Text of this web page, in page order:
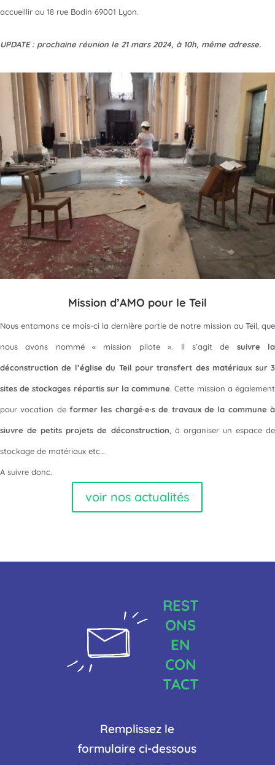
accueillir au 18 rue Bodin 69001 Lyon.
UPDATE : prochaine réunion le 21 mars 2024, à 10h, même adresse.
Mission d’AMO pour le Teil
Nous entamons ce mois-ci la dernière partie de notre mission au Teil, que
nous avons nommé « mission pilote ». Il s’agit de suivre la
déconstruction de l’église du Teil pour transfert des matériaux sur 3
sites de stockages répartis sur la commune. Cette mission a également
pour vocation deformer les chargé·e·s de travaux de la commune à
siuvre de petits projets de déconstruction, à organiser un espace de
stockage de matériaux etc…
A suivre donc.
voir nos actualités
REST
ONS
EN
CON
TACT
Remplissez le
formulaire ci-dessous